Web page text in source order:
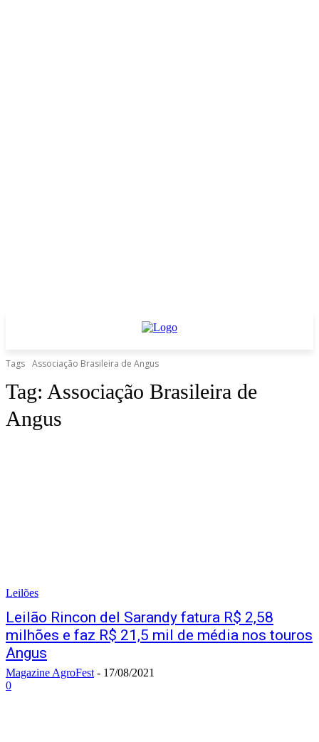
Tags Associação Brasileira de Angus
Tag: Associação Brasileira de
Angus
Leilões
Leilão Rincon del Sarandy fatura R$ 2,58
milhões e faz R$ 21,5 mil de média nos touros
Angus
Magazine AgroFest - 17/08/2021
0